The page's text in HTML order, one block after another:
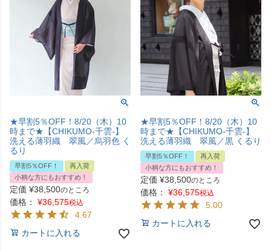
★早割5％OFF！8/20（木）10
時まで★【CHIKUMO-千雲-】
洗える薄羽織 翠風／烏羽色 く
るり
早割5％OFF！
再入荷
小柄な方にもおすすめ！
定価 ¥38,500のところ
価格： ¥36,575税込
4.67
カートに入れる
★早割5％OFF！8/20（木）10
時まで★【CHIKUMO-千雲-】
洗える薄羽織 翠風／黒 くるり
早割5％OFF！
再入荷
小柄な方にもおすすめ！
定価 ¥38,500のところ
価格： ¥36,575税込
5.00
カートに入れる